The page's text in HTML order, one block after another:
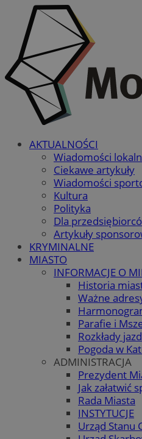
AKTUALNOŚCI
Wiadomości
Ciekawe artykuły
Wiadomości
Kultura
Polityka
Dla
Artykuły
KRYMINALNE
MIASTO
INFORMACJE O
Historia
Ważne
Parafie i
Rozkłady
Pogoda w
ADMINISTRACJA
Prezydent
Jak załatwić
Rada Miasta
INSTYTUCJE
Urząd Stanu